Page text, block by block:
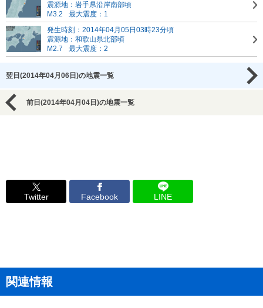
震源地：岩手県沿岸南部頃
M3.2
最大震度：1
発生時刻：2014年04月05日03時23分頃
震源地：和歌山県北部頃
M2.7
最大震度：2
翌日(2014年04月06日)の地震一覧
前日(2014年04月04日)の地震一覧
Twitter Facebook LINE
関連情報